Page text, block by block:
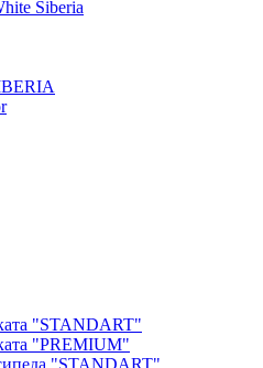
Siberia
"STANDART"
"PREMIUM"
"STANDART"